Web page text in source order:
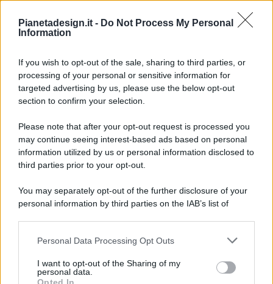
Pianetadesign.it - Do Not Process My Personal
Information
If you wish to opt-out of the sale, sharing to third parties, or
processing of your personal or sensitive information for
targeted advertising by us, please use the below opt-out
section to confirm your selection.
Please note that after your opt-out request is processed you
may continue seeing interest-based ads based on personal
information utilized by us or personal information disclosed to
third parties prior to your opt-out.
You may separately opt-out of the further disclosure of your
personal information by third parties on the IAB’s list of
This information may also be disclosed by us to third parties
disclose it to other third parties.
Personal Data Processing Opt Outs
I want to opt-out of the Sharing of my
personal data.
© 2026 - Pianeta Design - P.IVA 04827280654 - Testata
Registrata Al Tribunale Di Nocera Inferiore N. 8/2020 - RG N.
ISCRIZIONE AL ROC N. 35792 – ISCRITTA ALL’ANSO
(ASSOCIAZIONE NAZIONALE STAMPA ONLINE)
PREFERENZE PRIVACY